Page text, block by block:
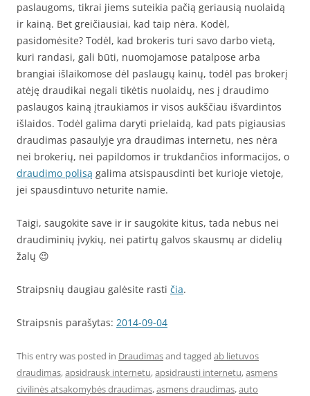
paslaugoms, tikrai jiems suteikia pačią geriausią nuolaidą
ir kainą. Bet greičiausiai, kad taip nėra. Kodėl,
pasidomėsite? Todėl, kad brokeris turi savo darbo vietą,
kuri randasi, gali būti, nuomojamose patalpose arba
brangiai išlaikomose dėl paslaugų kainų, todėl pas brokerį
atėję draudikai negali tikėtis nuolaidų, nes į draudimo
paslaugos kainą įtraukiamos ir visos aukščiau išvardintos
išlaidos. Todėl galima daryti prielaidą, kad pats pigiausias
draudimas pasaulyje yra draudimas internetu, nes nėra
nei brokerių, nei papildomos ir trukdančios informacijos, o
draudimo polisą galima atsispausdinti bet kurioje vietoje,
jei spausdintuvo neturite namie.
Taigi, saugokite save ir ir saugokite kitus, tada nebus nei
draudiminių įvykių, nei patirtų galvos skausmų ar didelių
žalų 😉
Straipsnių daugiau galėsite rasti čia.
Straipsnis parašytas: 2014-09-04
This entry was posted in Draudimasand tagged ab lietuvos
draudimas,apsidrausk internetu,apsidrausti internetu,asmens
civilinės atsakomybės draudimas,asmens draudimas,auto